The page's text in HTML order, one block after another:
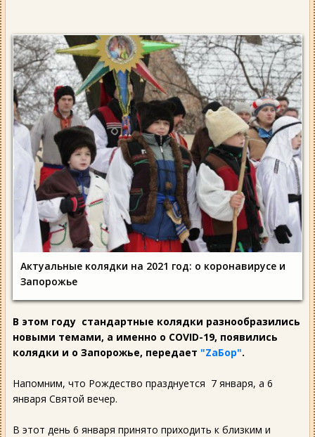
Актуальные колядки на 2021 год: о коронавирусе и
Запорожье
В этом году стандартные колядки разнообразились
новыми темами, а именно о COVID-19, появились
колядки и о Запорожье, передает "ZаБор".
Напомним, что Рождество празднуется 7 января, а 6
января Святой вечер.
В этот день 6 января принято приходить к близким и